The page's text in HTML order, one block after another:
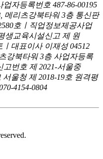
자등록번호 487-86-00195
메리츠강북타워 3층 통신판
호ㅣ직업정보제공사업
생교육시설신고 제 원
ㅣ대표이사 이재성 04512
강북타워 3층 사업자등록
고번호 제 2021-서울중
울청 제 2018-19호 원격평
4154-0804